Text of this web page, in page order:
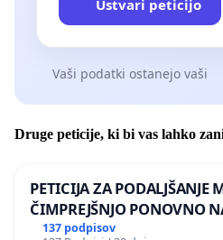
Ustvari peticijo
Vaši podatki ostanejo vaši
Druge peticije, ki bi vas lahko
PETICIJA ZA
ČIMPREJŠNJO PONOVNO
BERNARDA ŠRAJNERJA NA
137 podpisov